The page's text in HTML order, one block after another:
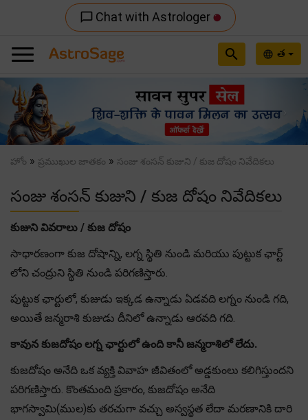
chat_bubble_outline Chat with Astrologer
language త
search
Previous
హోం » ప్రముఖుల జాతకం » సంజు శంసన్ కుజుని / కుజ దోషం నివేదికలు
సంజు శంసన్ కుజుని / కుజ దోషం నివేదికలు
కుజుని వివరాలు / కుజ దోషం
సాధారణంగా కుజ దోషాన్ని, లగ్న స్థితి నుండి మరియు పుట్టుక ఛార్ట్
లోని చంద్రుని స్థితి నుండి పరిగణిస్తారు.
పుట్టుక ఛార్టులో, కుజుడు ఇక్కడ ఉన్నాడు ఏడవది లగ్నం నుండి గది,
అయితే జన్మరాశి కుజుడు దీనిలో ఉన్నాడు ఆరవది గది.
కావున కుజదోషం లగ్న ఛార్టులో ఉంది కానీ జన్మరాశిలో లేదు.
కుజదోషం అనేది ఒక వ్యక్తి వివాహ జీవితంలో అడ్డకుంలు కలిగిస్తుందని
పరిగణిస్తారు. కొంతమంది ప్రకారం, కుజదోషం అనేది
భాగస్వామి(ముల)కు తరచుగా వచ్చు అస్వస్థత లేదా మరణానికి దారి